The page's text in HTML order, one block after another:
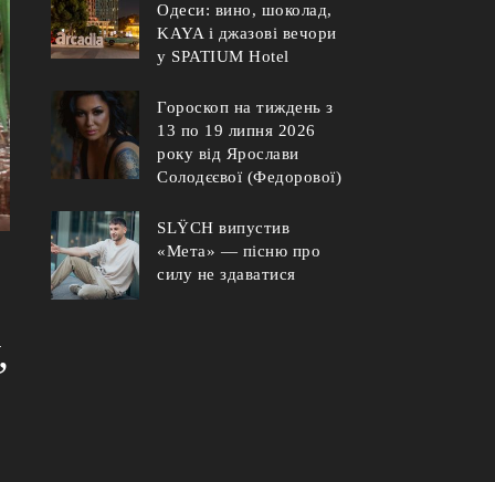
Одеси: вино, шоколад,
KAYA і джазові вечори
у SPATIUM Hotel
Гороскоп на тиждень з
13 по 19 липня 2026
року від Ярослави
Солодєєвої (Федорової)
SLŸCH випустив
«Мета» — пісню про
силу не здаватися